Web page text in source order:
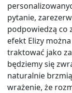
pytanie,
podpowiedzą co
efekt Elizy
traktować jako
będziemy się
naturalnie
wrażenie, że